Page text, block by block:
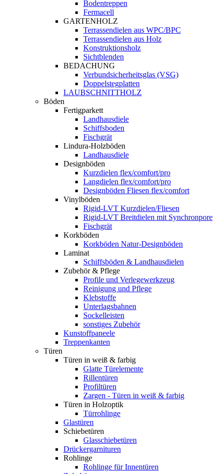
Bodentreppen
Fermacell
GARTENHOLZ
Terrassendielen aus WPC/BPC
Terrassendielen aus Holz
Konstruktionsholz
Sichtblenden
BEDACHUNG
Verbundsicherheitsglas (VSG)
Doppelstegplatten
LAUBSCHNITTHOLZ
Böden
Fertigparkett
Landhausdiele
Schiffsboden
Fischgrät
Lindura-Holzböden
Landhausdiele
Designböden
Kurzdielen flex/comfort/pro
Langdielen flex/comfort/pro
Designböden Fliesen flex/comfort
Vinylböden
Rigid-LVT Kurzdielen/Fliesen
Rigid-LVT Breitdielen mit Synchronpore
Fischgrät
Korkböden
Korkböden Natur-Designböden
Laminat
Schiffsböden & Landhausdielen
Zubehör & Pflege
Profile und Verlegewerkzeug
Reinigung und Pflege
Klebstoffe
Unterlagsbahnen
Sockelleisten
sonstiges Zubehör
Kunstoffpaneele
Treppenkanten
Türen
Türen in weiß & farbig
Glatte Türelemente
Rillentüren
Profiltüren
Zargen - Türen in weiß & farbig
Türen in Holzoptik
Türrohlinge
Glastüren
Schiebetüren
Glasschiebetüren
Drückergarnituren
Rohlinge
Rohlinge für Innentüren